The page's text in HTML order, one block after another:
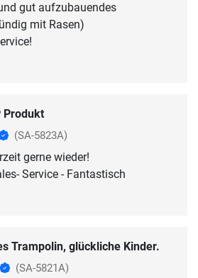
gut aufzubauendes
mit Rasen)
Produkt
(SA-5823A)
gerne wieder!
Trampolin, glückliche Kinder.
(SA-5821A)